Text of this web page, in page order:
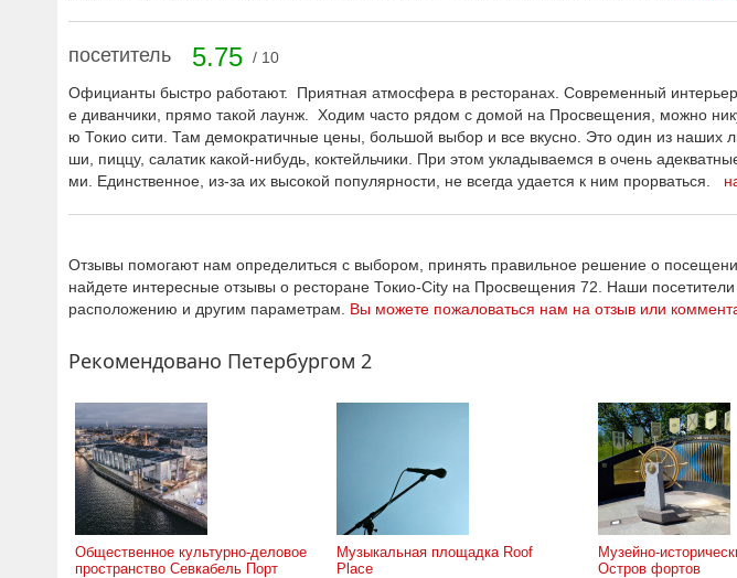
посетитель 5.75 / 10
Официанты быстро работают. Приятная атмосфера в ресторанах. Современный
е диванчики, прямо такой лаунж. Ходим часто рядом с домой на Просвещения, можно
ю Токио сити. Там демократичные цены, большой выбор и все вкусно. Это один из
ши, пиццу, салатик какой-нибудь, коктейльчики. При этом укладываемся в очень
ми. Единственное, из-за их высокой популярности, не всегда удается к ним прорваться.
Отзывы помогают нам определиться с выбором, принять правильное решение о
найдете интересные отзывы о ресторане Токио-City на Просвещения 72. Наши
расположению и другим параметрам. Вы можете пожаловаться нам на отзыв или
Рекомендовано Петербургом 2
Общественное культурно-деловое
пространство Севкабель Порт
Музыкальная площадка Roof
Place
Музейно-
Остров фортов